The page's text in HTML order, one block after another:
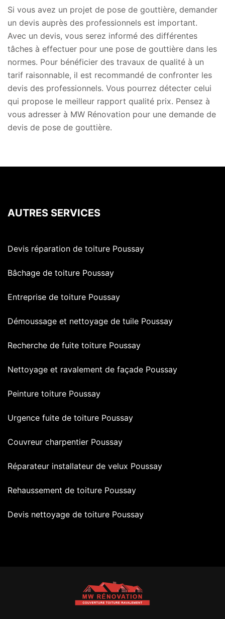
Si vous avez un projet de pose de gouttière, demander
un devis auprès des professionnels est important.
Avec un devis, vous serez informé des différentes
tâches à effectuer pour une pose de gouttière dans les
normes. Pour bénéficier des travaux de qualité à un
tarif raisonnable, il est recommandé de confronter les
devis des professionnels. Vous pourrez détecter celui
qui propose le meilleur rapport qualité prix. Pensez à
vous adresser à MW Rénovation pour une demande de
devis de pose de gouttière.
AUTRES SERVICES
Devis réparation de toiture Poussay
Bâchage de toiture Poussay
Entreprise de toiture Poussay
Démoussage et nettoyage de tuile Poussay
Recherche de fuite toiture Poussay
Nettoyage et ravalement de façade Poussay
Peinture toiture Poussay
Urgence fuite de toiture Poussay
Couvreur charpentier Poussay
Réparateur installateur de velux Poussay
Rehaussement de toiture Poussay
Devis nettoyage de toiture Poussay